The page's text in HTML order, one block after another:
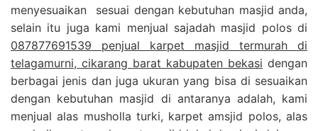
menyesuaikan sesuai dengan kebutuhan masjid anda,
selain itu juga kami menjual sajadah masjid polos di
087877691539 penjual karpet masjid termurah di
telagamurni, cikarang barat kabupaten bekasi dengan
berbagai jenis dan juga ukuran yang bisa di sesuaikan
dengan kebutuhan masjid di antaranya adalah, kami
menjual alas musholla turki, karpet amsjid polos, alas